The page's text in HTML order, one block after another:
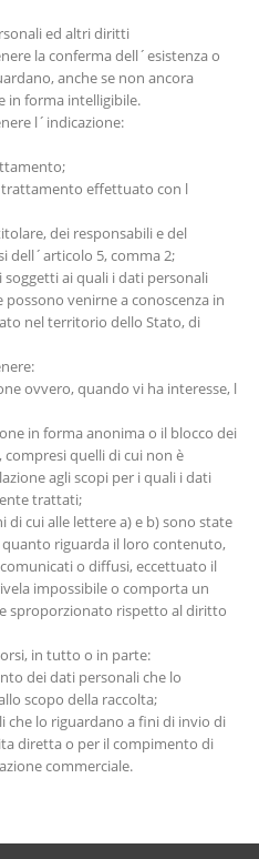
ed altri diritti
la conferma dell´esistenza o
anche se non ancora
in forma intelligibile.
l´indicazione:
trattamento effettuato con l
dei responsabili e del
dell´articolo 5, comma 2;
ai quali i dati personali
venirne a conoscenza in
nel territorio dello Stato, di
ovvero, quando vi ha interesse, l
in forma anonima o il blocco dei
quelli di cui non è
agli scopi per i quali i dati
trattati;
di cui alle lettere a) e b) sono state
riguarda il loro contenuto,
o diffusi, eccettuato il
impossibile o comporta un
sproporzionato rispetto al diritto
in tutto o in parte:
dei dati personali che lo
scopo della raccolta;
lo riguardano a fini di invio di
diretta o per il compimento di
commerciale.